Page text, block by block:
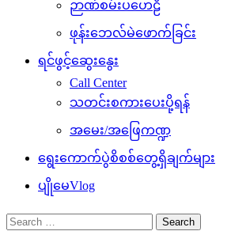
ဉာဏ်စမ်းပဟေဠိ
ဖုန်းဘေလ်မဲဖောက်ခြင်း
ရင်ဖွင့်ဆွေးနွေး
Call Center
သတင်းစကားပေးပို့ရန်
အမေး/အဖြေကဏ္ဍ
ရွေးကောက်ပွဲစိစစ်တွေ့ရှိချက်များ
ပျိုမေVlog
Search
for: